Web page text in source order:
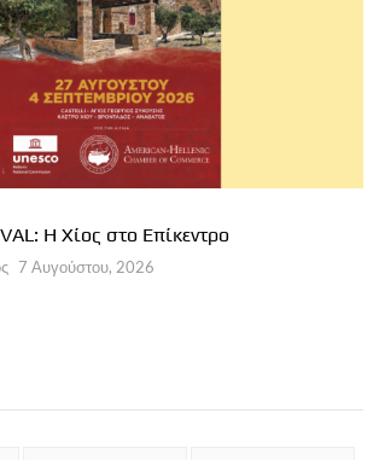
Η Χίος στο Επίκεντρο
7 Αυγούστου, 2026